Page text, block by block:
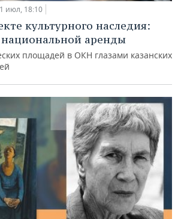
июл, 18:10
культурного наследия:
аренды
площадей в ОКН глазами казанских